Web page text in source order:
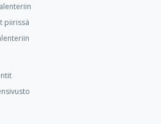
piirissä